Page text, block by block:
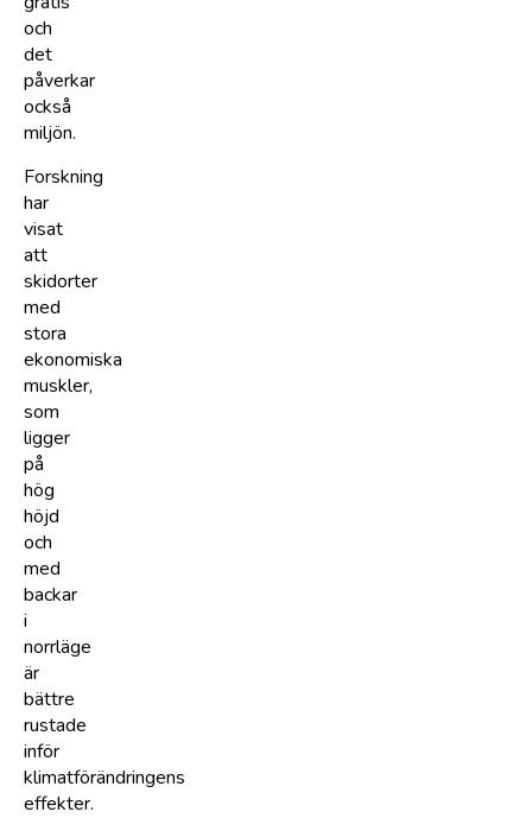
och
det
påverkar
också
miljön.
Forskning
har
visat
att
skidorter
med
stora
ekonomiska
muskler,
som
ligger
på
hög
höjd
och
med
backar
i
norrläge
är
bättre
rustade
inför
klimatförändringens
effekter.